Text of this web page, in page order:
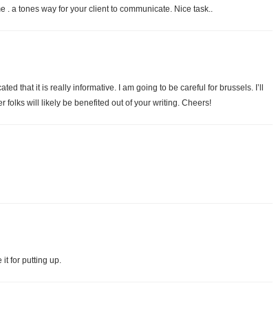
. a tones way for your client to communicate. Nice task..
that it is really informative. I am going to be careful for brussels. I’ll
folks will likely be benefited out of your writing. Cheers!
it for putting up.